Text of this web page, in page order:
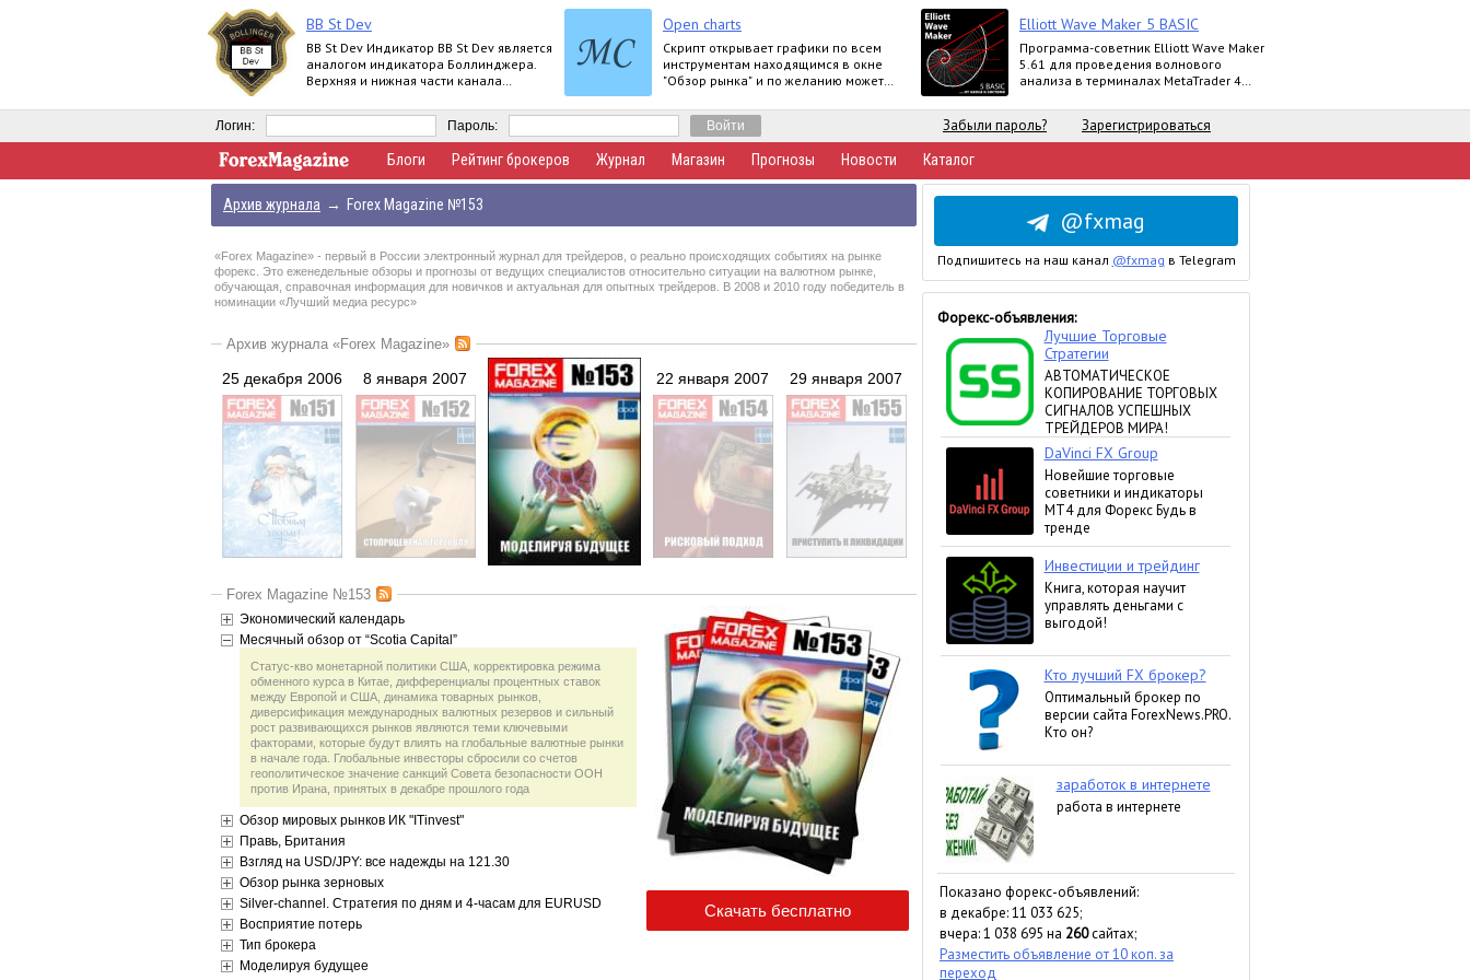
BB St Dev
BB St Dev Индикатор BB St Dev является
аналогом индикатора Боллинджера.
Верхняя и нижная части канала
помощи iStd
Open charts
Скрипт открывает графики по всем
инструментам находящимся в окне
"Обзор рынка" и по желанию может
шаблон.
Elliott Wave Maker 5 BASIC
Программа-советник Elliott Wave Maker
5.61 для проведения волнового
анализа в терминалах MetaTrader 4
Extended
Логин: Пароль: Забыли пароль? Зарегистрироваться
Блоги Рейтинг брокеров Журнал Магазин Прогнозы Новости Каталог
Архив журнала → Forex Magazine №153
«Forex Magazine» - первый в России электронный журнал для трейдеров, о реально происходящих событиях на рынке
форекс. Это еженедельные обзоры и прогнозы от ведущих специалистов относительно ситуации на валютном рынке,
обучающая, справочная информация для новичков и актуальная для опытных трейдеров. В 2008 и 2010 году победитель в
номинации «Лучший медиа ресурс»
Архив журнала «Forex Magazine»
25 декабря 2006 8 января 2007 22 января 2007 29 января 2007
Forex Magazine №153
Экономический календарь
Месячный обзор от “Scotia Capital”
Статус-кво монетарной политики США, корректировка режима
обменного курса в Китае, дифференциалы процентных ставок
между Европой и США, динамика товарных рынков,
диверсификация международных валютных резервов и сильный
рост развивающихся рынков являются теми ключевыми
факторами, которые будут влиять на глобальные валютные рынки
в начале года. Глобальные инвесторы сбросили со счетов
геополитическое значение санкций Совета безопасности ООН
против Ирана, принятых в декабре прошлого года
Обзор мировых рынков ИК "ITinvest"
Правь, Британия
Взгляд на USD/JPY: все надежды на 121.30
Обзор рынка зерновых
Silver-channel. Стратегия по дням и 4-часам для EURUSD
Восприятие потерь
Тип брокера
Моделируя будущее
@fxmag
Подпишитесь на наш канал @fxmag в Telegram
Форекс-объявления:
Показано форекс-объявлений:
в декабре: 11 033 625;
вчера: 1 038 695 на 260сайтах;
Разместить объявление от 10 коп. за
переход